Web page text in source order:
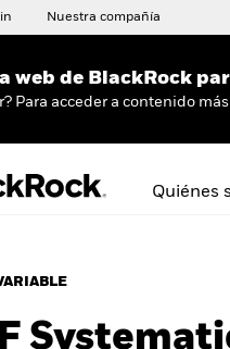
Nuestra compañía
web de BlackRock
Para acceder a contenido
Quiénes